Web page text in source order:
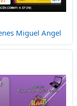
Miguel Angel